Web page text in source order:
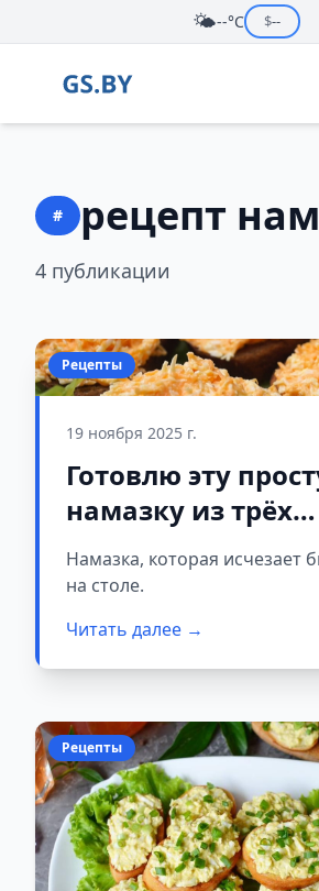
🌤️--°C $--
# рецепт
4 публикации
Рецепты
19 ноября 2025 г.
Готовлю эту
намазку из трёх
ингредиентов
бюджетно, быстро
вкусно
Намазка, которая исчезает
на столе.
Читать далее →
Рецепты